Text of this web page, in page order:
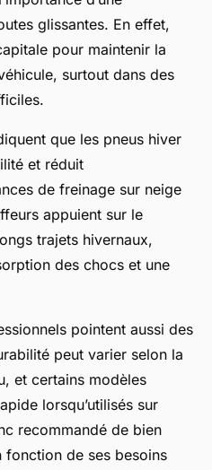
glissantes. En effet,
pour maintenir la
surtout dans des
que les pneus hiver
et réduit
de freinage sur neige
appuient sur le
trajets hivernaux,
des chocs et une
pointent aussi des
peut varier selon la
et certains modèles
lorsqu’utilisés sur
recommandé de bien
fonction de ses besoins